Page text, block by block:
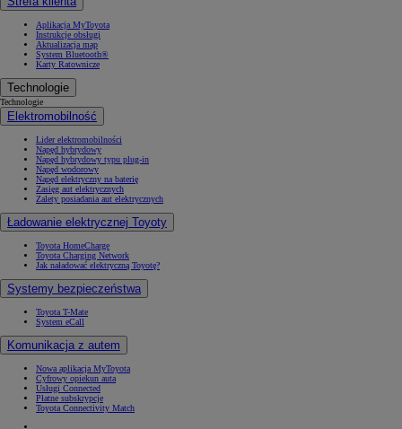
Aplikacja MyToyota
Instrukcje obsługi
Aktualizacja map
System Bluetooth®
Karty Ratownicze
Technologie
Technologie
Elektromobilność
Lider elektromobilności
Napęd hybrydowy
Napęd hybrydowy typu plug-in
Napęd wodorowy
Napęd elektryczny na baterię
Zasięg aut elektrycznych
Zalety posiadania aut elektrycznych
Ładowanie elektrycznej Toyoty
Toyota HomeCharge
Toyota Charging Network
Jak naładować elektryczną Toyotę?
Systemy bezpieczeństwa
Toyota T-Mate
System eCall
Komunikacja z autem
Nowa aplikacja MyToyota
Cyfrowy opiekun auta
Usługi Connected
Płatne subskrypcje
Toyota Connectivity Match